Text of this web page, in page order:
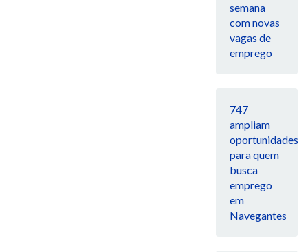
semana
com novas
vagas de
emprego
747
ampliam
oportunidades
para quem
busca
emprego
em
Navegantes